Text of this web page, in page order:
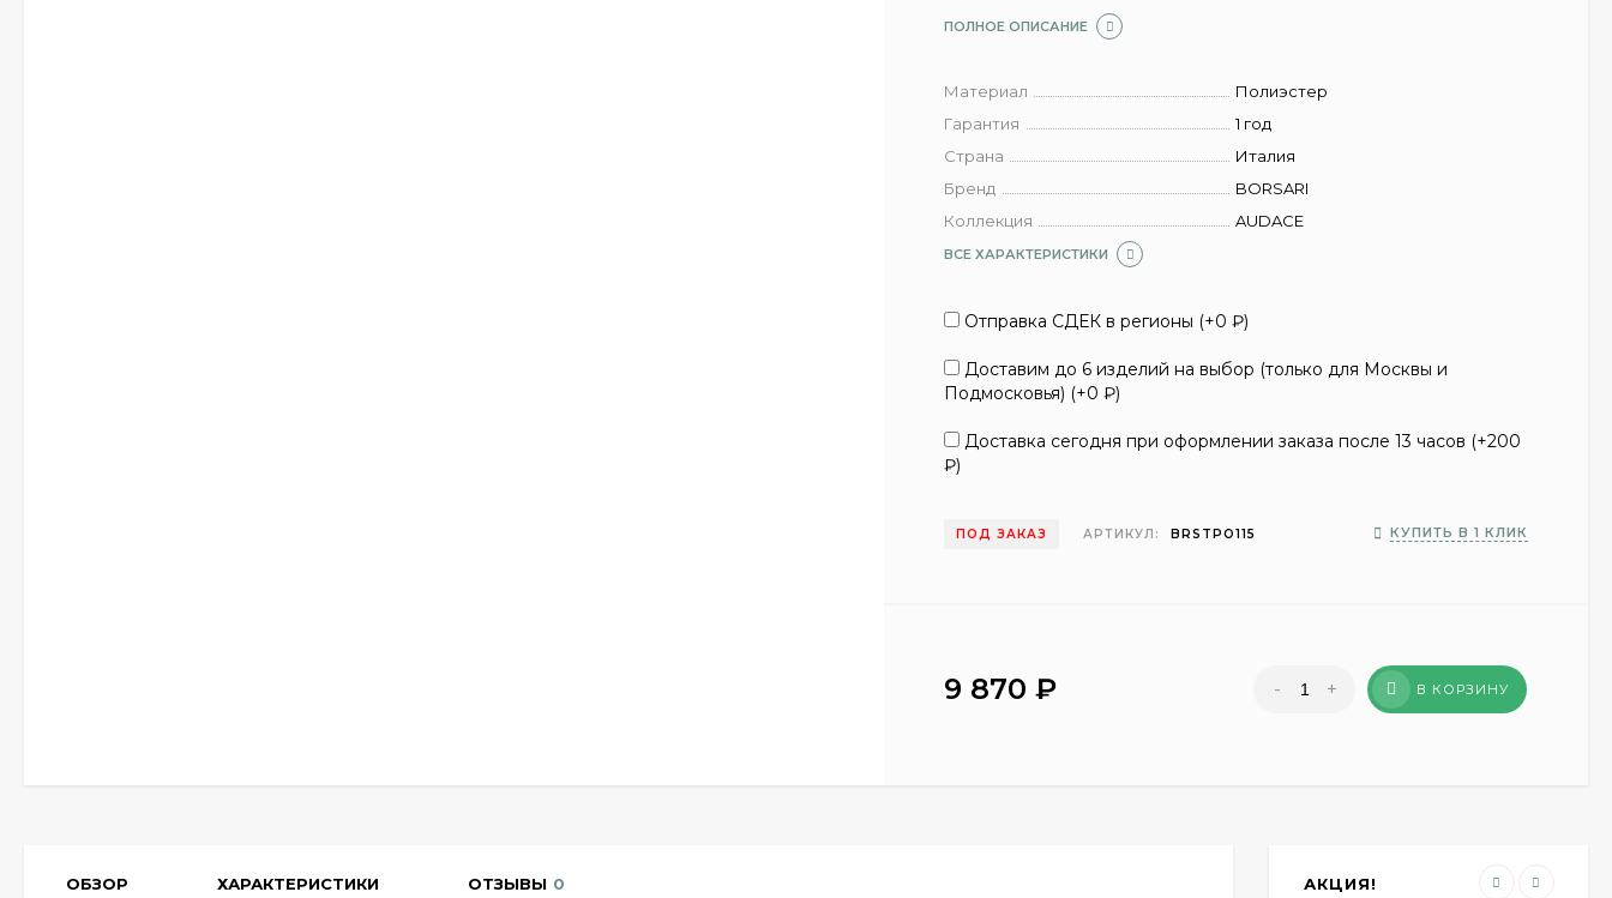
ПОЛНОЕ ОПИСАНИЕ
Материал
Полиэстер
Гарантия
1 год
Страна
Италия
Бренд
BORSARI
Коллекция
AUDACE
ВСЕ ХАРАКТЕРИСТИКИ
Отправка СДЕК в регионы (+0₽)
Доставим до 6 изделий на выбор (только для Москвы и
Подмосковья) (+0₽)
Доставка сегодня при оформлении заказа после 13 часов (+200
₽)
ПОД ЗАКАЗ АРТИКУЛ: BRSTPO115 КУПИТЬ В 1 КЛИК
9 870₽ - + В КОРЗИНУ
ОБЗОР ХАРАКТЕРИСТИКИ ОТЗЫВЫ 0 АКЦИЯ!